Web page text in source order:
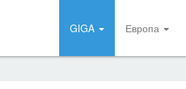
GIGA Европа